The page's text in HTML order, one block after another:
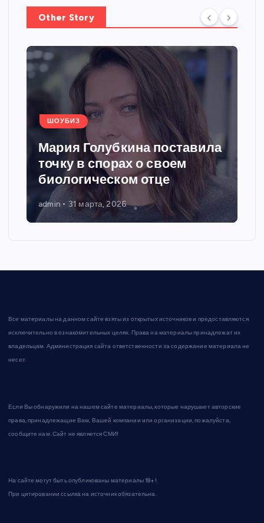
Other Story
ШОУБИЗ
Мария Голубкина поставила
точку в спорах о своем
биологическом отце
admin 31 марта, 2026
Все материалы на данном сайте взяты из открытых источников и предоставляются
исключительно в ознакомительных целях. Права на материалы принадлежат их
владельцам. Администрация сайта ответственности за содержание материала не
несет.
Если Вы обнаружили на нашем сайте материалы, которые нарушают авторские
права, принадлежащие Вам, Вашей компании или организации, пожалуйста,
сообщите нам. Сайт не является СМИ!
На сайте могут быть опубликованы материалы 18+!
При цитировании ссылка на источник обязательна.